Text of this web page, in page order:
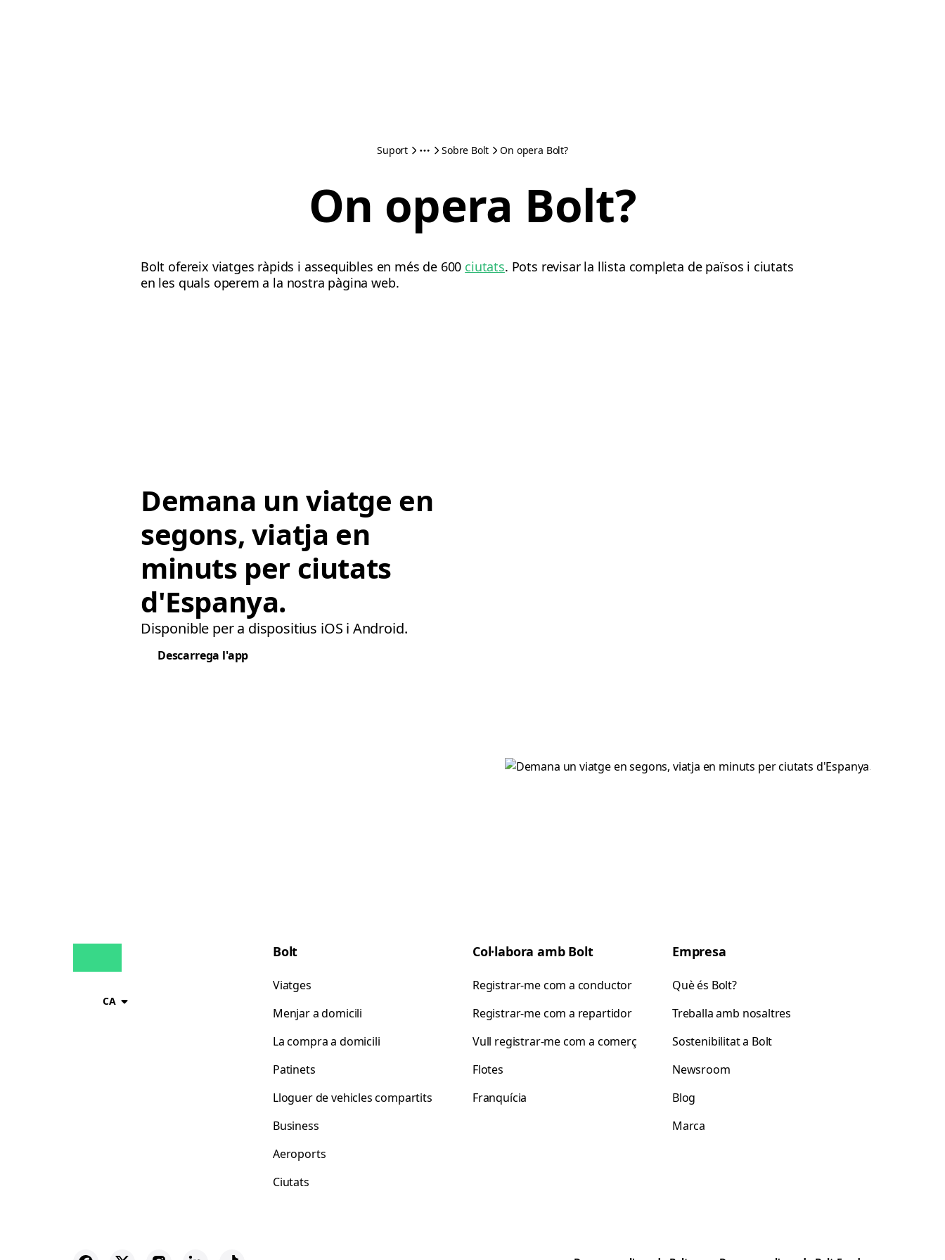
Suport Sobre Bolt On opera Bolt?
On opera Bolt?
Bolt ofereix viatges ràpids i assequibles en més de 600 ciutats. Pots revisar la llista completa de països i ciutats
en les quals operem a la nostra pàgina web.
Demana un viatge en
segons, viatja en
minuts per ciutats
d'Espanya.
Disponible per a dispositius iOS i Android.
Descarrega l'app
CA
Bolt
Viatges
Menjar a domicili
La compra a domicili
Patinets
Lloguer de vehicles compartits
Business
Aeroports
Ciutats
Col·labora amb Bolt
Registrar-me com a conductor
Registrar-me com a repartidor
Vull registrar-me com a comerç
Flotes
Franquícia
Empresa
Què és Bolt?
Treballa amb nosaltres
Sostenibilitat a Bolt
Newsroom
Blog
Marca